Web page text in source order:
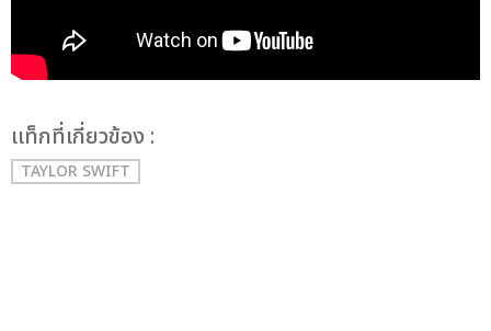
เเท็กที่เกี่ยวข้อง :
TAYLOR SWIFT